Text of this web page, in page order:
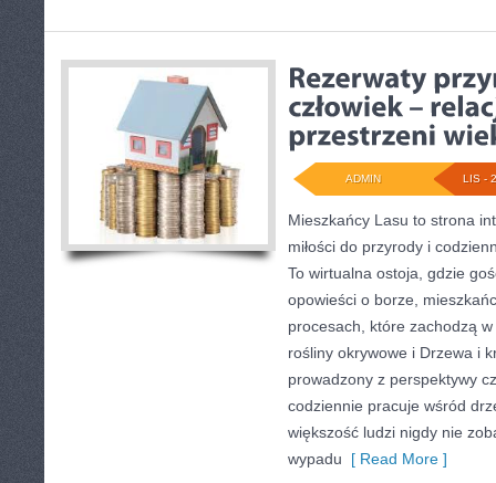
LIS -
ADMIN
Mieszkańcy Lasu to strona
miłości do przyrody i
To wirtualna ostoja, gdzie
opowieści o borze,
procesach, które zachodzą w
rośliny okrywowe i Drzewa i
prowadzony z perspektywy
codziennie pracuje wśród
większość ludzi nigdy nie
wypadu [ Read More ]